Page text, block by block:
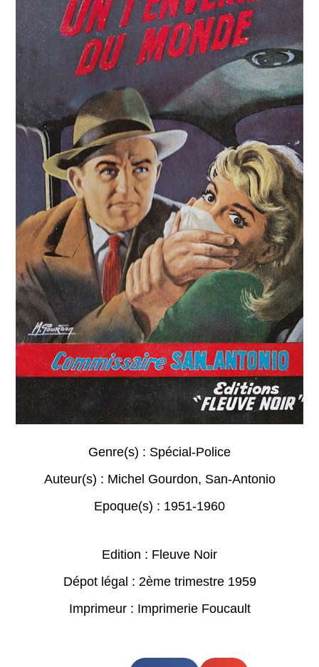
Genre(s) : Spécial-Police
Auteur(s) : Michel Gourdon, San-Antonio
Epoque(s) : 1951-1960
Edition : Fleuve Noir
Dépot légal : 2ème trimestre 1959
Imprimeur : Imprimerie Foucault